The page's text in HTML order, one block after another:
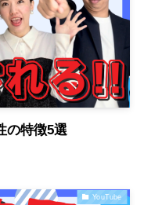
の特徴5選
YouTube